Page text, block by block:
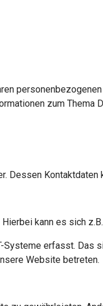
zum
kann es sich
erfasst.
Website betreten.